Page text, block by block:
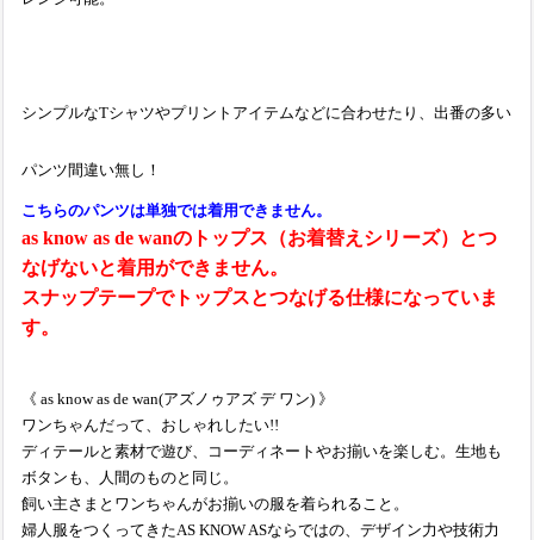
シンプルなTシャツやプリントアイテムなどに合わせたり、出番の多い
パンツ間違い無し！
こちらのパンツは単独では着用できません。
as know as de wanのトップス（お着替えシリーズ）とつ
なげないと着用ができません。
スナップテープでトップスとつなげる仕様になっていま
す。
《 as know as de wan(アズノゥアズ デ ワン) 》
ワンちゃんだって、おしゃれしたい!!
ディテールと素材で遊び、コーディネートやお揃いを楽しむ。生地も
ボタンも、人間のものと同じ。
飼い主さまとワンちゃんがお揃いの服を着られること。
婦人服をつくってきたAS KNOW ASならではの、デザイン力や技術力